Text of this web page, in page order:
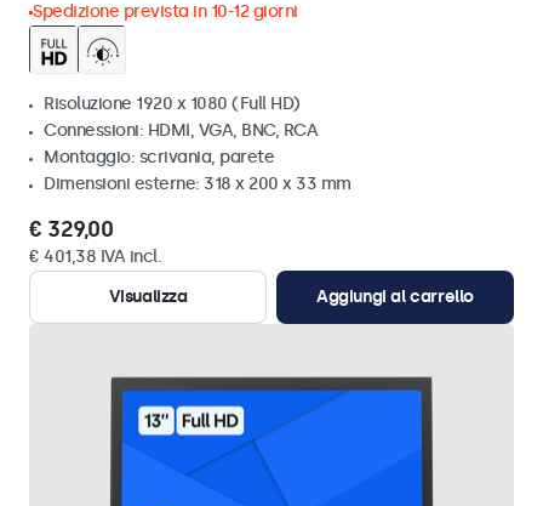
Spedizione prevista in 10-12 giorni
Risoluzione 1920 x 1080 (Full HD)
Connessioni: HDMI, VGA, BNC, RCA
Montaggio: scrivania, parete
Dimensioni esterne: 318 x 200 x 33 mm
€ 329,00
€ 401,38 IVA incl.
Visualizza
Aggiungi al carrello